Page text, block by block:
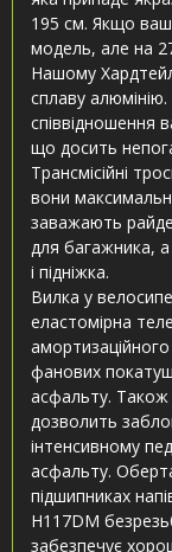
195 см. Якщо
модель, але на
Нашому
сплаву
співвідношення
що досить
Трансмісійні
вони
заважають
для багажника,
і підніжка.
Вилка у
еластомірна
фанових
асфальту. Також
дозволить
інтенсивному
асфальту.
підшипниках
H117DM
забезпечує